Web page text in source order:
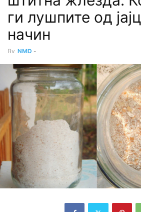
ги лушпите од
начин
By NMD -